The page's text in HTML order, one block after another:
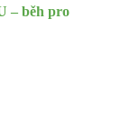
– běh pro